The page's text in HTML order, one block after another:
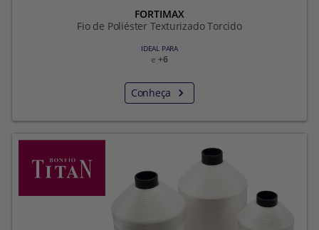
FORTIMAX
Fio de Poliéster Texturizado Torcido
IDEAL PARA
e +6
Conheça